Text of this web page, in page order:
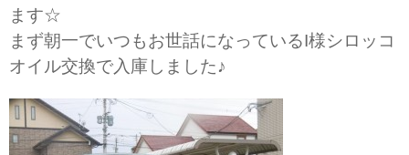
ます☆
まず朝一でいつもお世話になっているI様シロッコ
オイル交換で入庫しました♪